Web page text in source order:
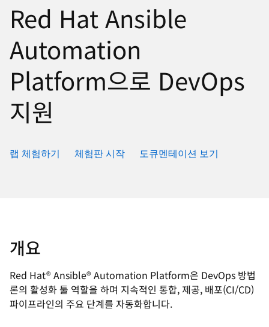
Red Hat Ansible
Automation
Platform으로 DevOps
지원
랩 체험하기 체험판 시작 도큐멘테이션 보기
개요
Red Hat® Ansible® Automation Platform은 DevOps 방법
론의 활성화 툴 역할을 하며 지속적인 통합, 제공, 배포(CI/CD)
파이프라인의 주요 단계를 자동화합니다.